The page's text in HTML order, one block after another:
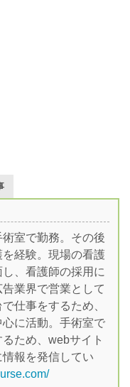
室で勤務。その後
経験。現場の看護
、看護師の採用に
業界で営業として
仕事をするため、
に活動。手術室で
ため、webサイト
報を発信してい